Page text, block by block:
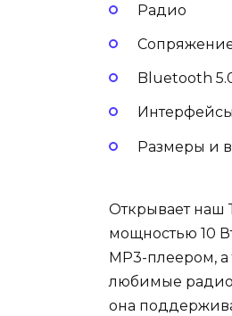
Радио
Bluetooth
Размеры и
Открывает наш
мощностью 10
MP3-плеером,
любимые
она